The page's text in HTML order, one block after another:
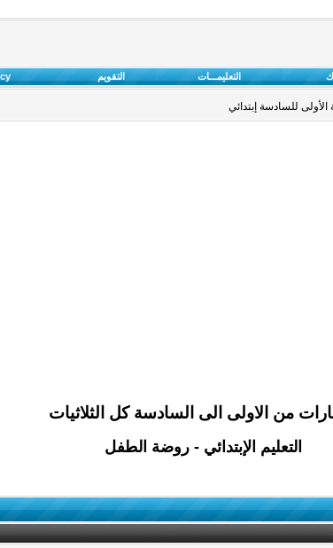
التعليمـــات التقويم
للسادسة إبتدائي
من الاولى الى السادسة كل الثلاثيات
التعليم الإبتدائي - روضة الطفل